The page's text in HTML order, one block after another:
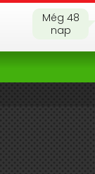
Még 48
nap